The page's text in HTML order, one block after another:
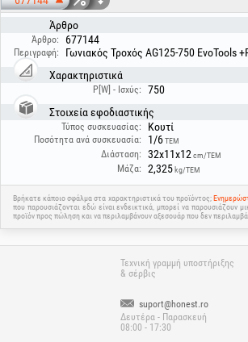
Άρθρο
Άρθρο: 677144
Περιγραφή:
Γωνιακός Τροχός AG125-750 EvoTools
Χαρακτηριστικά
P[W] - Ισχύς:
750
Στοιχεία εφοδιαστικής
Τύπος συσκευασίας: Κουτί
Ποσότητα ανά συσκευασία: 1/6ΤΕΜ
Διάσταση: 32x11x12 cm/ΤΕΜ
Μάζα: 2,325 kg/ΤΕΜ
Βρήκατε κάποιο σφάλμα στα χαρακτηριστικά του προϊόντος;
που παρουσιάζονται εδώ είναι ενδεικτικά, μπορεί να παρουσιάζουν
προϊόν προς πώληση και να περιλαμβάνουν αξεσουάρ που δεν
Τεχνική γραμμή υποστήριξης
& σέρβις
suport@honest.ro
Δευτέρα - Παρασκευή
08:00 - 17:30